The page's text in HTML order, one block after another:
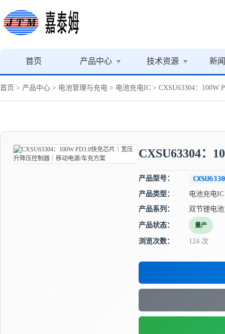
首页 产品中心 技术资源 新
首页 > 产品中心 > 电池管理与充电 > 电池充电IC > CXSU63304：100W
CXSU63304：
产品型号：
产品类型：
电池充电IC
产品系列：
双节锂电
产品状态： 量产
浏览次数： 124 次